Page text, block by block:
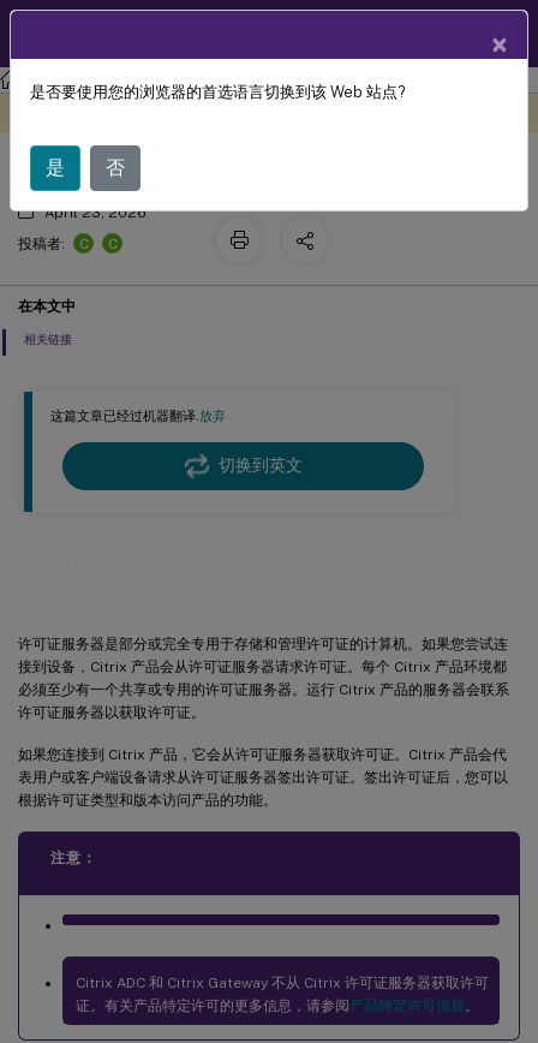
许可 许可 11.17.2 版本 47000
这篇文章已经过机器翻译.放弃
切换到英文
许可证服务器是部分或完全专用于存储和管理许可证的计算机。如果您尝试连
接到设备，Citrix 产品会从许可证服务器请求许可证。每个 Citrix 产品环境都
必须至少有一个共享或专用的许可证服务器。运行 Citrix 产品的服务器会联系
许可证服务器以获取许可证。
如果您连接到 Citrix 产品，它会从许可证服务器获取许可证。Citrix 产品会代
表用户或客户端设备请求从许可证服务器签出许可证。签出许可证后，您可以
根据许可证类型和版本访问产品的功能。
注意：
Citrix ADC 和 Citrix Gateway 不从 Citrix 许可证服务器获取许可
证。有关产品特定许可的更多信息，请参阅产品特定许可信息 。
许可证服务器
April 23, 2026
投稿者:
C C
在本文中
相关链接
×
是否要使用您的浏览器的首选语言切换到该 Web 站点?
是 否